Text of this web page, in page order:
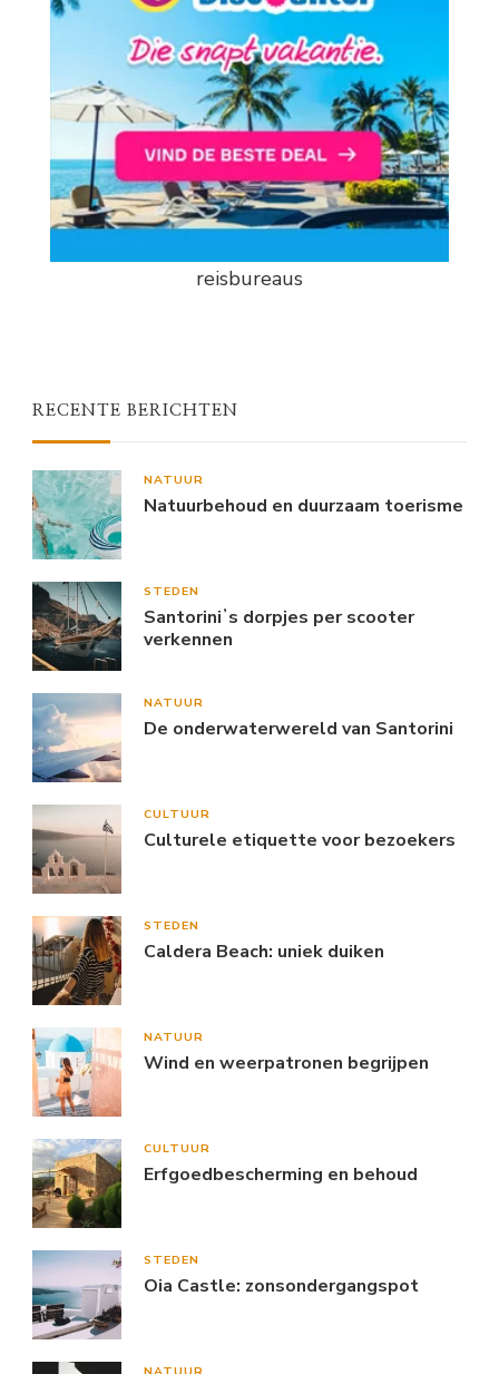
reisbureaus
RECENTE BERICHTEN
NATUUR
Natuurbehoud en duurzaam toerisme
STEDEN
Santoriniʼs dorpjes per scooter
verkennen
NATUUR
De onderwaterwereld van Santorini
CULTUUR
Culturele etiquette voor bezoekers
STEDEN
Caldera Beach: uniek duiken
NATUUR
Wind en weerpatronen begrijpen
CULTUUR
Erfgoedbescherming en behoud
STEDEN
Oia Castle: zonsondergangspot